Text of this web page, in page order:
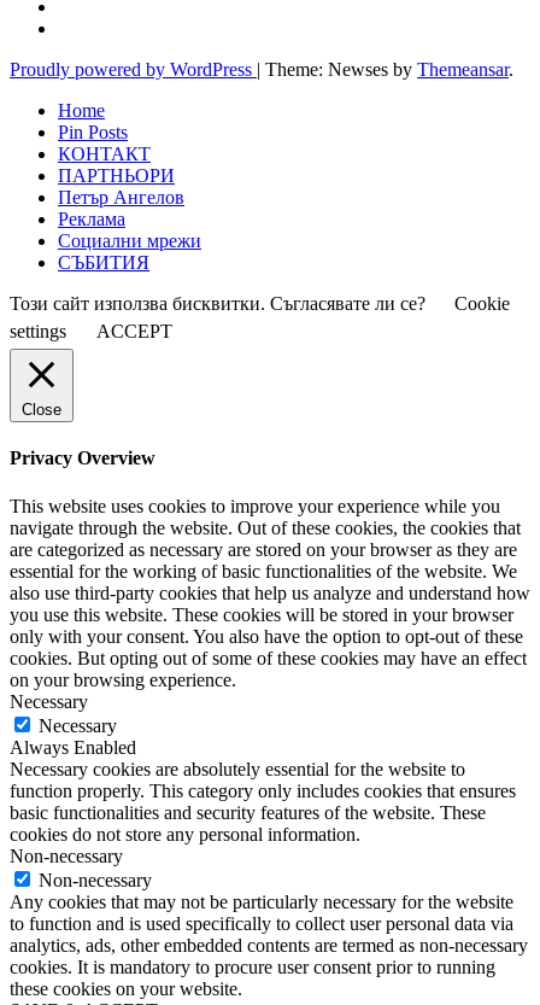
Proudly powered by WordPress | Theme: Newses by Themeansar.
Home
Pin Posts
КОНТАКТ
ПАРТНЬОРИ
Петър Ангелов
Реклама
Социални мрежи
СЪБИТИЯ
Този сайт използва бисквитки. Съгласявате ли се?
Cookie
settings
ACCEPT
Close
Privacy Overview
This website uses cookies to improve your experience while you
navigate through the website. Out of these cookies, the cookies that
are categorized as necessary are stored on your browser as they are
essential for the working of basic functionalities of the website. We
also use third-party cookies that help us analyze and understand how
you use this website. These cookies will be stored in your browser
only with your consent. You also have the option to opt-out of these
cookies. But opting out of some of these cookies may have an effect
on your browsing experience.
Necessary
Necessary
Always Enabled
Necessary cookies are absolutely essential for the website to
function properly. This category only includes cookies that ensures
basic functionalities and security features of the website. These
cookies do not store any personal information.
Non-necessary
Non-necessary
Any cookies that may not be particularly necessary for the website
to function and is used specifically to collect user personal data via
analytics, ads, other embedded contents are termed as non-necessary
cookies. It is mandatory to procure user consent prior to running
these cookies on your website.